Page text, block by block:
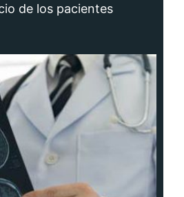
de los pacientes